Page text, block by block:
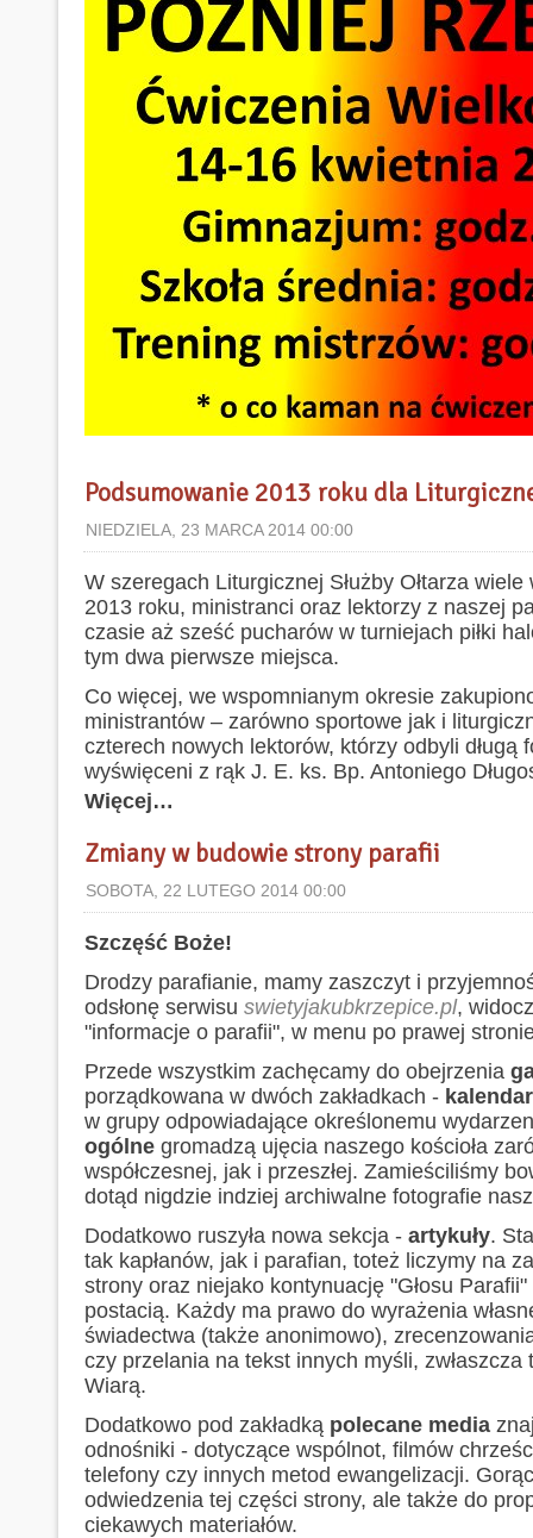
Podsumowanie 2013 roku dla
NIEDZIELA, 23 MARCA 2014 00:00
W szeregach Liturgicznej Służby Ołtarza
2013 roku, ministranci oraz lektorzy z naszej
czasie aż sześć pucharów w turniejach piłki
tym dwa pierwsze miejsca.
Co więcej, we wspomnianym okresie
ministrantów – zarówno sportowe jak i
czterech nowych lektorów, którzy odbyli długą
wyświęceni z rąk J. E. ks. Bp. Antoniego
Więcej…
Zmiany w budowie strony parafii
SOBOTA, 22 LUTEGO 2014 00:00
Szczęść Boże!
Drodzy parafianie, mamy zaszczyt i
odsłonę serwisu swietyjakubkrzepice.pl,
"informacje o parafii", w menu po prawej
Przede wszystkim zachęcamy do obejrzenia
porządkowana w dwóch zakładkach -
w grupy odpowiadające określonemu
ogólne gromadzą ujęcia naszego kościoła
współczesnej, jak i przeszłej. Zamieściliśmy
dotąd nigdzie indziej archiwalne fotografie
Dodatkowo ruszyła nowa sekcja - artykuły.
tak kapłanów, jak i parafian, toteż liczymy na
strony oraz niejako kontynuację "Głosu
postacią. Każdy ma prawo do wyrażenia
świadectwa (także anonimowo),
czy przelania na tekst innych myśli,
Wiarą.
Dodatkowo pod zakładką polecane media
odnośniki - dotyczące wspólnot, filmów
telefony czy innych metod ewangelizacji.
odwiedzenia tej części strony, ale także do
ciekawych materiałów.